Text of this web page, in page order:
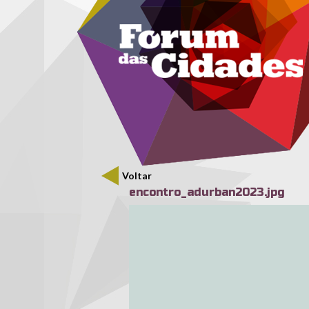
Passar para o conteúdo principalMenu secundário
Voltar
encontro_adurban2023.jpg